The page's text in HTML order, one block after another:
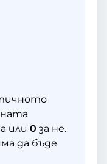
или 0 за не.
да бъде